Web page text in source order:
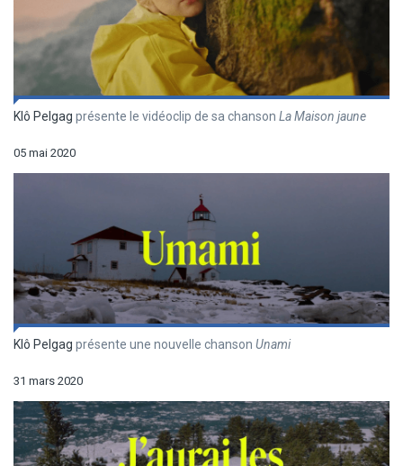
Klô Pelgag présente le vidéoclip de sa chanson La Maison jaune
05 mai 2020
Klô Pelgag présente une nouvelle chanson Unami
31 mars 2020